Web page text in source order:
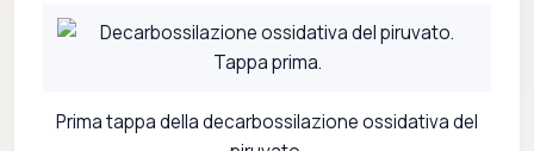
Prima tappa della decarbossilazione ossidativa del